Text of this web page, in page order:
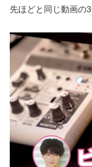
先ほどと同じ動画の